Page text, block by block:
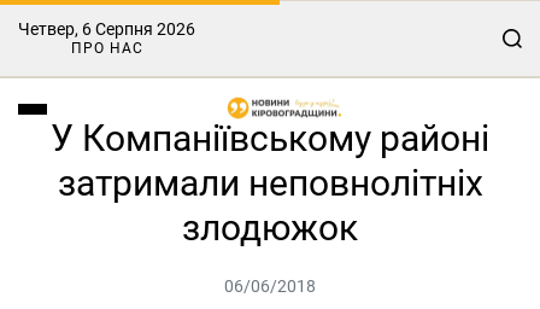
Четвер, 6 Серпня 2026
ПРО НАС
У Компаніївському районі
затримали неповнолітніх
злодюжок
06/06/2018